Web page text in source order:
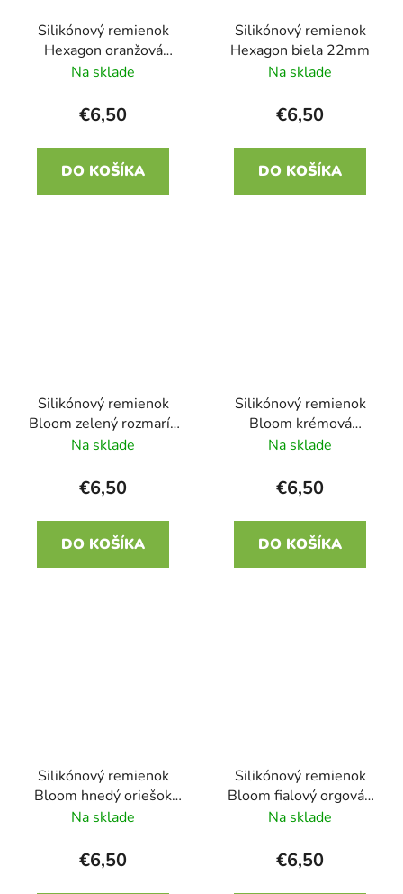
Silikónový remienok
Hexagon oranžová
22mm
Na sklade
€6,50
DO KOŠÍKA
Silikónový remienok
Hexagon biela 22mm
Na sklade
€6,50
DO KOŠÍKA
Silikónový remienok
Bloom zelený rozmarín
22mm
Na sklade
€6,50
DO KOŠÍKA
Silikónový remienok
Bloom krémová
magnólia 22mm
Na sklade
€6,50
DO KOŠÍKA
Silikónový remienok
Bloom hnedý oriešok
22mm
Na sklade
€6,50
Silikónový remienok
Bloom fialový orgován
22mm
Na sklade
€6,50